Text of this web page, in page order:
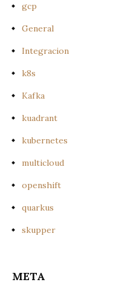
gcp
General
Integracion
k8s
Kafka
kuadrant
kubernetes
multicloud
openshift
quarkus
skupper
META